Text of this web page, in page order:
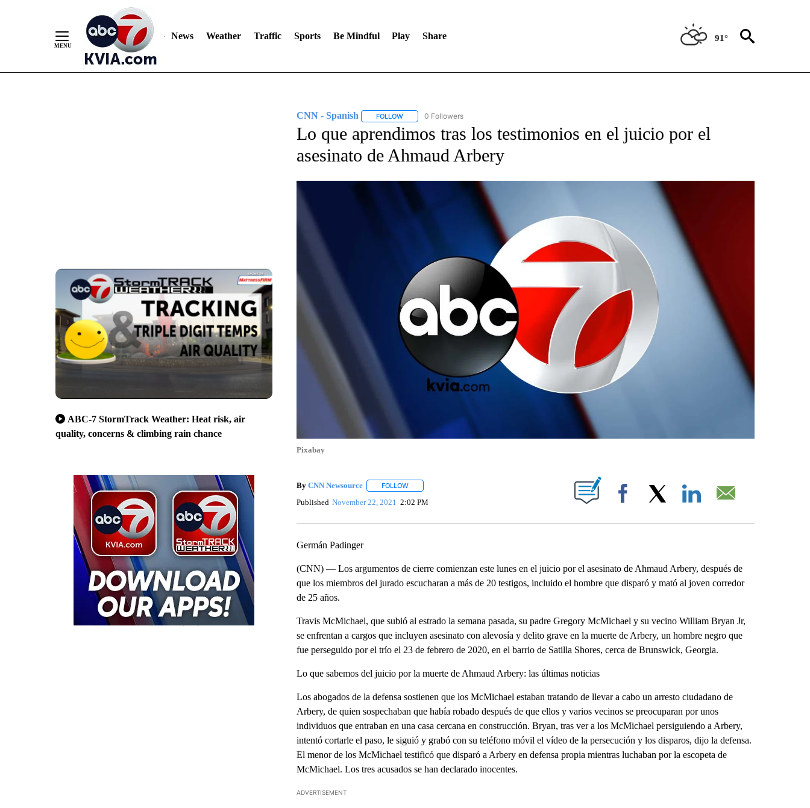
News Weather Traffic Sports Be Mindful Play Share 91°
ABC-7 StormTrack Weather: Heat risk, air
quality, concerns & climbing rain chance
CNN - Spanish FOLLOWFOLLOW "CNN - SPANISH" TO RECEIVE NOTIFICATIONS ABOUT NEW PAGES ON "CNN - SPANISH".
0 Followers
Lo que aprendimos tras los testimonios en el juicio por el
asesinato de Ahmaud Arbery
Pixabay
By CNN Newsource FOLLOWFOLLOW "" TO RECEIVE NOTIFICATIONS ABOUT NEW PAGES ON "".
Published November 22, 2021 2:02 PM Facebook
Germán Padinger
(CNN) — Los argumentos de cierre comienzan este lunes en el juicio por el asesinato de Ahmaud Arbery, después de
que los miembros del jurado escucharan a más de 20 testigos, incluido el hombre que disparó y mató al joven corredor
de 25 años.
Travis McMichael, que subió al estrado la semana pasada, su padre Gregory McMichael y su vecino William Bryan Jr,
se enfrentan a cargos que incluyen asesinato con alevosía y delito grave en la muerte de Arbery, un hombre negro que
fue perseguido por el trío el 23 de febrero de 2020, en el barrio de Satilla Shores, cerca de Brunswick, Georgia.
Lo que sabemos del juicio por la muerte de Ahmaud Arbery: las últimas noticias
Los abogados de la defensa sostienen que los McMichael estaban tratando de llevar a cabo un arresto ciudadano de
Arbery, de quien sospechaban que había robado después de que ellos y varios vecinos se preocuparan por unos
individuos que entraban en una casa cercana en construcción. Bryan, tras ver a los McMichael persiguiendo a Arbery,
intentó cortarle el paso, le siguió y grabó con su teléfono móvil el vídeo de la persecución y los disparos, dijo la defensa.
El menor de los McMichael testificó que disparó a Arbery en defensa propia mientras luchaban por la escopeta de
McMichael. Los tres acusados se han declarado inocentes.
ADVERTISEMENT